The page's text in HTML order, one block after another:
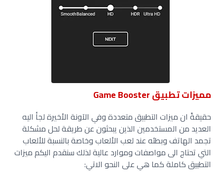
مميزات تطبيق Game Booster
حقيقةً ان ميزات التطبيق متعددة وفي الآونة الأخيرة لجأ اليه
العديد من المستخدمين الذين يبحثون عن طريقة لحل مشكلة
تجمد الهاتف وبطئه عند لعب الألعاب وخاصة بالنسبة للألعاب
التي تحتاج الى مواصفات وموارد عالية لذلك سنقدم اليكم ميزات
التطبيق كاملة كما هي على النحو الاتي: